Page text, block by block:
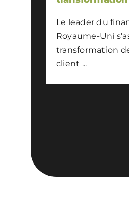
Le leader du
Royaume-Uni
transformation
client ...